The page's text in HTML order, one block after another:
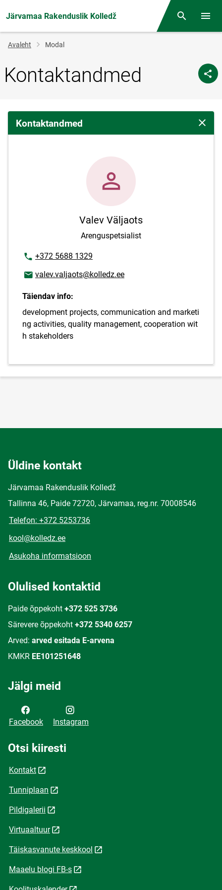
Järvamaa Rakenduslik Kolledž Otsing
Jälglink
Avaleht Modal
Kontaktandmed
Kontaktandmed Sulge
Valev Väljaots
Arenguspetsialist
Telefoninumber
+372 5688 1329
E-posti aadress
valev.valjaots@kolledz.ee
Täiendav info:
development projects, communication and marketi
ng activities, quality management, cooperation wit
h stakeholders
Üldine kontakt
Järvamaa Rakenduslik Kolledž
Tallinna 46, Paide 72720, Järvamaa, reg.nr. 70008546
Telefon: +372 5253736
kool@kolledz.ee
Asukoha informatsioon
Olulised kontaktid
Paide õppekoht +372 525 3736
Särevere õppekoht +372 5340 6257
Arved: arved esitada E-arvena
KMKR EE101251648
Jälgi meid
Facebook Instagram
Otsi kiiresti
Kontakt
Tunniplaan
Pildigalerii
Virtuaaltuur
Täiskasvanute keskkool
Maaelu blogi FB-s